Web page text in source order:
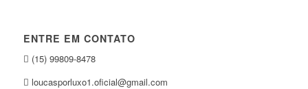
ENTRE EM CONTATO
(15) 99809-8478
loucasporluxo1.oficial@gmail.com